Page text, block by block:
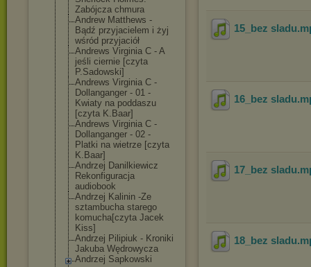
Zabójcza chmura
Andrew Matthews -
Bądź przyjacielem i żyj
wśród przyjaciół
Andrews Virginia C - A
jeśli ciernie [czyta
P.Sadowski]
Andrews Virginia C -
Dollanganger - 01 -
Kwiaty na poddaszu
[czyta K.Baar]
Andrews Virginia C -
Dollanganger - 02 -
Platki na wietrze [czyta
K.Baar]
Andrzej Danilkiewicz
Rekonfiguracja
audiobook
Andrzej Kalinin -Ze
sztambucha starego
komucha[czyta Jacek
Kiss]
Andrzej Pilipiuk - Kroniki
Jakuba Wędrowycza
Andrzej Sapkowski
15_bez sladu
16_bez sladu
17_bez sladu
18_bez sladu